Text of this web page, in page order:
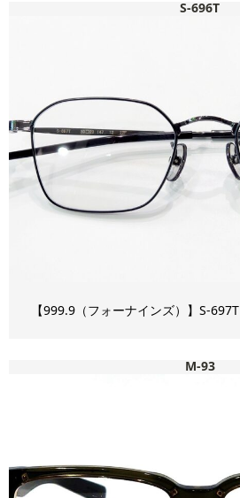
S-696T
【999.9（フォーナインズ）】S-697T
M-93